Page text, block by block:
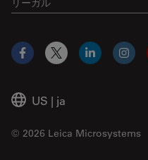
リーガル
US | ja
© 2026 Leica Microsystems
Facebook
X LinkedIn